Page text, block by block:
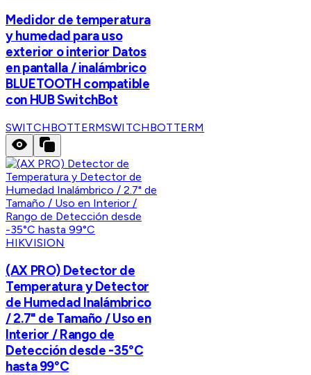
Medidor de temperatura
y humedad para uso
exterior o interior Datos
en pantalla / inalámbrico
BLUETOOTH compatible
con HUB SwitchBot
SWITCHBOTTERMSWITCHBOTTERM
HIKVISION
(AX PRO) Detector de
Temperatura y Detector
de Humedad Inalámbrico
/ 2.7" de Tamaño / Uso en
Interior / Rango de
Detección desde -35°C
hasta 99°C